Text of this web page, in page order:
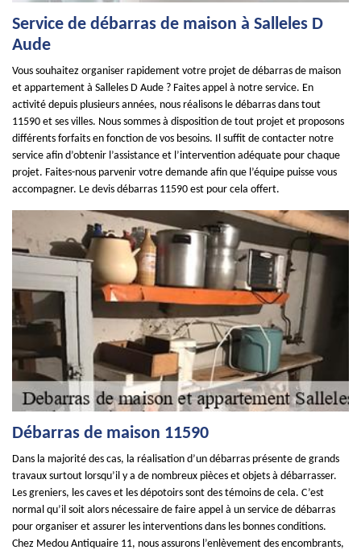
Service de débarras de maison à Salleles D
Aude
Vous souhaitez organiser rapidement votre projet de débarras de maison
et appartement à Salleles D Aude ? Faites appel à notre service. En
activité depuis plusieurs années, nous réalisons le débarras dans tout
11590 et ses villes. Nous sommes à disposition de tout projet et proposons
différents forfaits en fonction de vos besoins. Il suffit de contacter notre
service afin d’obtenir l’assistance et l’intervention adéquate pour chaque
projet. Faites-nous parvenir votre demande afin que l’équipe puisse vous
accompagner. Le devis débarras 11590 est pour cela offert.
Débarras de maison 11590
Dans la majorité des cas, la réalisation d’un débarras présente de grands
travaux surtout lorsqu’il y a de nombreux pièces et objets à débarrasser.
Les greniers, les caves et les dépotoirs sont des témoins de cela. C’est
normal qu’il soit alors nécessaire de faire appel à un service de débarras
pour organiser et assurer les interventions dans les bonnes conditions.
Chez Medou Antiquaire 11, nous assurons l’enlèvement des encombrants,